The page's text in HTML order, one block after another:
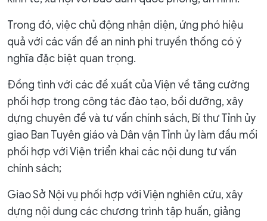
Trong đó, việc chủ động nhận diện, ứng phó hiệu
quả với các vấn đề an ninh phi truyền thống có ý
nghĩa đặc biệt quan trọng.
Đồng tình với các đề xuất của Viện về tăng cường
phối hợp trong công tác đào tạo, bồi dưỡng, xây
dựng chuyên đề và tư vấn chính sách, Bí thư Tỉnh ủy
giao Ban Tuyên giáo và Dân vận Tỉnh ủy làm đầu mối
phối hợp với Viện triển khai các nội dung tư vấn
chính sách;
Giao Sở Nội vụ phối hợp với Viện nghiên cứu, xây
dựng nội dung các chương trình tập huấn, giảng